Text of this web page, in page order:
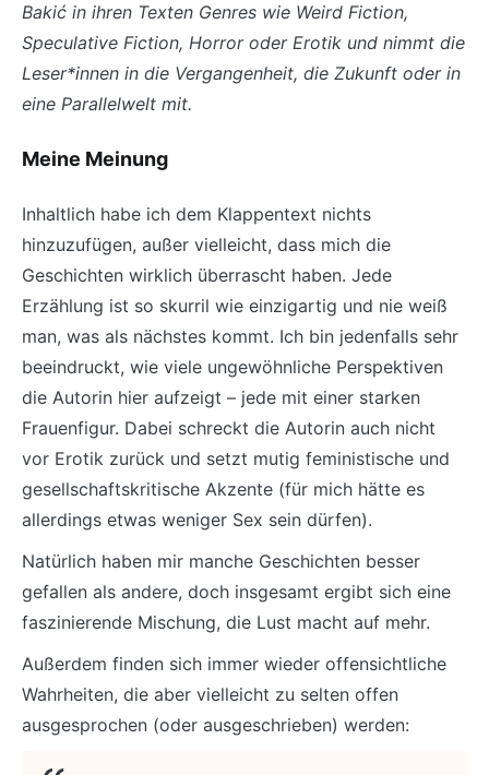
Bakić in ihren Texten Genres wie Weird Fiction,
Speculative Fiction, Horror oder Erotik und nimmt die
Leser*innen in die Vergangenheit, die Zukunft oder in
eine Parallelwelt mit.
Meine Meinung
Inhaltlich habe ich dem Klappentext nichts
hinzuzufügen, außer vielleicht, dass mich die
Geschichten wirklich überrascht haben. Jede
Erzählung ist so skurril wie einzigartig und nie weiß
man, was als nächstes kommt. Ich bin jedenfalls sehr
beeindruckt, wie viele ungewöhnliche Perspektiven
die Autorin hier aufzeigt – jede mit einer starken
Frauenfigur. Dabei schreckt die Autorin auch nicht
vor Erotik zurück und setzt mutig feministische und
gesellschaftskritische Akzente (für mich hätte es
allerdings etwas weniger Sex sein dürfen).
Natürlich haben mir manche Geschichten besser
gefallen als andere, doch insgesamt ergibt sich eine
faszinierende Mischung, die Lust macht auf mehr.
Außerdem finden sich immer wieder offensichtliche
Wahrheiten, die aber vielleicht zu selten offen
ausgesprochen (oder ausgeschrieben) werden: